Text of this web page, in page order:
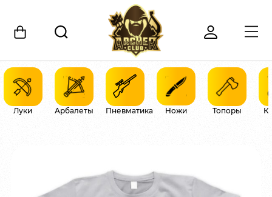
Луки Арбалеты Пневматика Ножи Топоры